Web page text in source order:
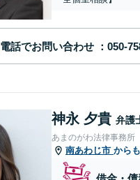
電話でお問い合わせ
神永 夕貴 弁護
あまのがわ法律事務所
南あわじ市 から